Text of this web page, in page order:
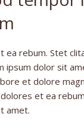
rebum. Stet
ipsum dolor sit
et dolore
et ea
amet.